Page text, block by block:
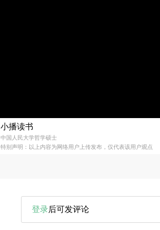
小播读书
中国人民大学哲学硕士
特别声明：以上内容为网络用户上传发布，仅代表该用户观点
登录后可发评论